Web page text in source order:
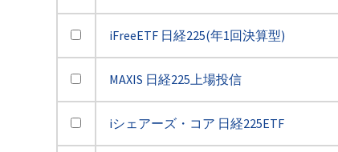
iFreeETF 日経225(年1回決算型)
MAXIS 日経225上場投信
iシェアーズ・コア 日経225ETF